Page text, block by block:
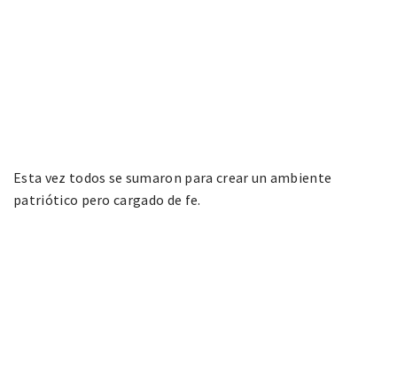
Esta vez todos se sumaron para crear un ambiente
patriótico pero cargado de fe.